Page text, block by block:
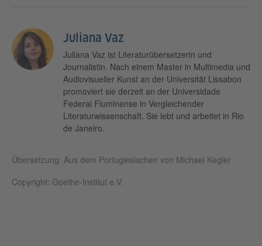
Juliana Vaz
Juliana Vaz ist Literaturübersetzerin und
Journalistin. Nach einem Master in Multimedia und
Audiovisueller Kunst an der Universität Lissabon
promoviert sie derzeit an der Universidade
Federal Fluminense in Vergleichender
Literaturwissenschaft. Sie lebt und arbeitet in Rio
de Janeiro.
Übersetzung: Aus dem Portugiesischen von Michael Kegler
Copyright: Goethe-Institut e.V.